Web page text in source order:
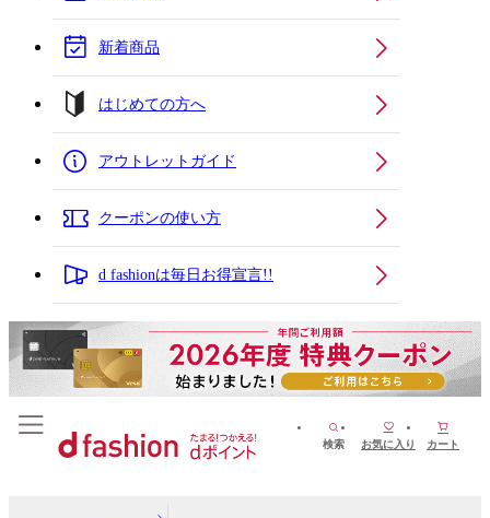
新着商品
はじめての方へ
アウトレットガイド
クーポンの使い方
d fashionは毎日お得宣言!!
検索 お気に入り カート